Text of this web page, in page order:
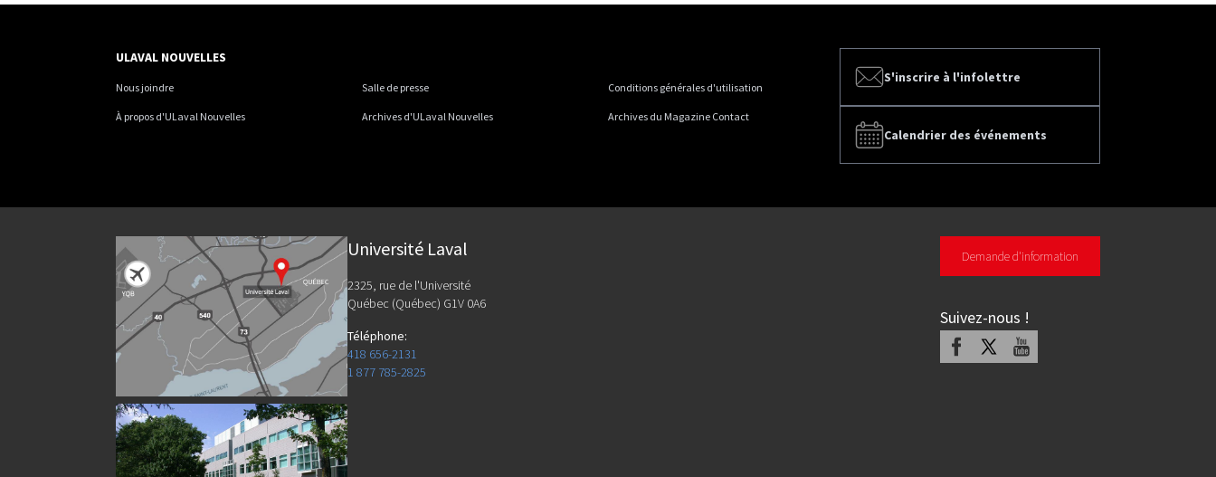
S'inscrire à l'infolettre
Calendrier des événements
ULAVAL NOUVELLES
Nous joindre Salle de presse Conditions générales d'utilisation
À propos d'ULaval Nouvelles Archives d'ULaval Nouvelles Archives du Magazine Contact
Université Laval
2325, rue de l'Université
Québec (Québec) G1V 0A6
Téléphone:
418 656-2131
1 877 785-2825
Demande d'information
Suivez-nous !
Facebook Youtube